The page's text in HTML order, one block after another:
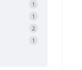
1
1
2
1